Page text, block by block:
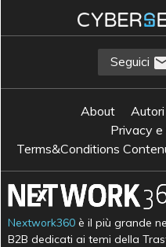
Seguici
About Autori
Privacy e
Terms&Conditions
Nextwork360 è il più grande
B2B dedicati ai temi della